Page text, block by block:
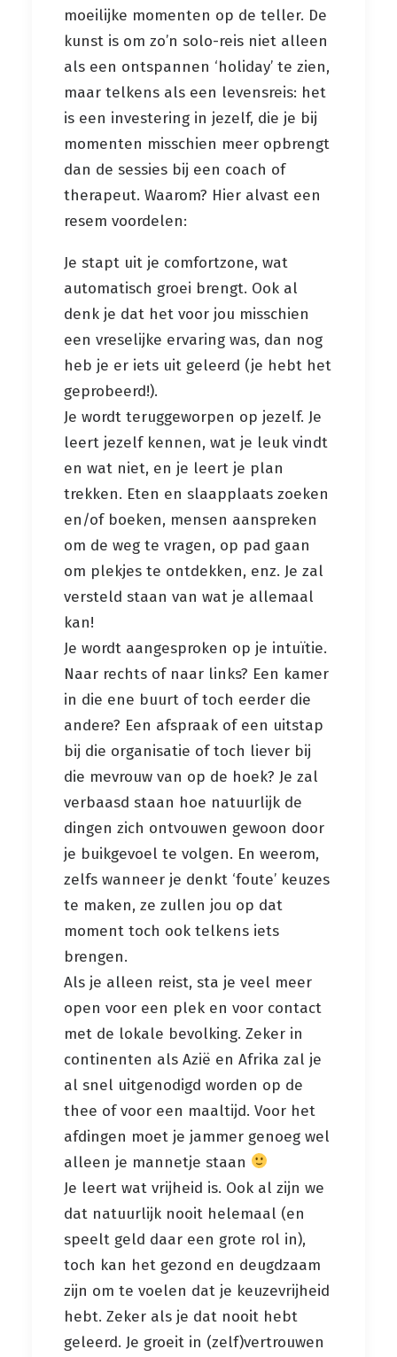
moeilijke momenten op de teller. De
kunst is om zo’n solo-reis niet alleen
als een ontspannen ‘holiday’ te zien,
maar telkens als een levensreis: het
is een investering in jezelf, die je bij
momenten misschien meer opbrengt
dan de sessies bij een coach of
therapeut. Waarom? Hier alvast een
resem voordelen:
Je stapt uit je comfortzone, wat
automatisch groei brengt. Ook al
denk je dat het voor jou misschien
een vreselijke ervaring was, dan nog
heb je er iets uit geleerd (je hebt het
geprobeerd!).
Je wordt teruggeworpen op jezelf. Je
leert jezelf kennen, wat je leuk vindt
en wat niet, en je leert je plan
trekken. Eten en slaapplaats zoeken
en/of boeken, mensen aanspreken
om de weg te vragen, op pad gaan
om plekjes te ontdekken, enz. Je zal
versteld staan van wat je allemaal
kan!
Je wordt aangesproken op je intuïtie.
Naar rechts of naar links? Een kamer
in die ene buurt of toch eerder die
andere? Een afspraak of een uitstap
bij die organisatie of toch liever bij
die mevrouw van op de hoek? Je zal
verbaasd staan hoe natuurlijk de
dingen zich ontvouwen gewoon door
je buikgevoel te volgen. En weerom,
zelfs wanneer je denkt ‘foute’ keuzes
te maken, ze zullen jou op dat
moment toch ook telkens iets
brengen.
Als je alleen reist, sta je veel meer
open voor een plek en voor contact
met de lokale bevolking. Zeker in
continenten als Azië en Afrika zal je
al snel uitgenodigd worden op de
thee of voor een maaltijd. Voor het
afdingen moet je jammer genoeg wel
alleen je mannetje staan
Je leert wat vrijheid is. Ook al zijn we
dat natuurlijk nooit helemaal (en
speelt geld daar een grote rol in),
toch kan het gezond en deugdzaam
zijn om te voelen dat je keuzevrijheid
hebt. Zeker als je dat nooit hebt
geleerd. Je groeit in (zelf)vertrouwen